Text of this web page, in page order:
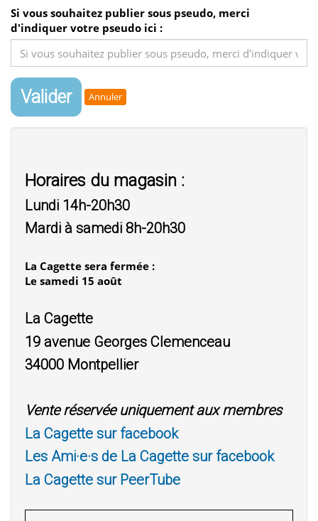
Si vous souhaitez publier sous pseudo, merci
d'indiquer votre pseudo ici :
Valider Annuler
Horaires du magasin :
Lundi 14h-20h30
Mardi à samedi 8h-20h30
La Cagette sera fermée :
Le samedi 15 août
La Cagette
19 avenue Georges Clemenceau
34000 Montpellier
Vente réservée uniquement aux membres
La Cagette sur facebook
Les Ami·e·s de La Cagette sur facebook
La Cagette sur PeerTube